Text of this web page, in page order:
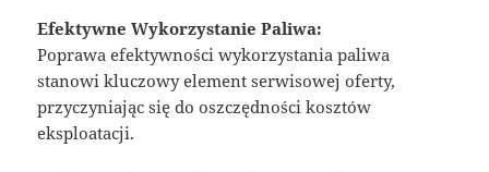
Efektywne Wykorzystanie Paliwa:
Poprawa efektywności wykorzystania paliwa
stanowi kluczowy element serwisowej oferty,
przyczyniając się do oszczędności kosztów
eksploatacji.